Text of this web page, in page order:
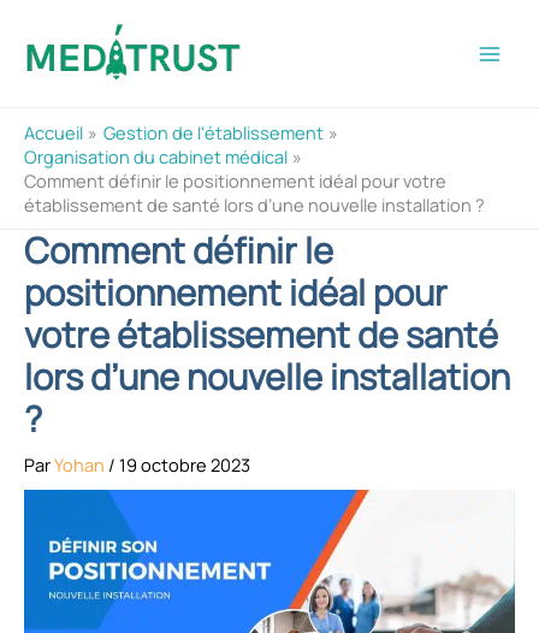
contenu
Accueil
Gestion de l'établissement
Organisation du cabinet médical
Comment définir le positionnement idéal pour votre
établissement de santé lors d’une nouvelle installation ?
Comment définir le
positionnement idéal pour
votre établissement de santé
lors d’une nouvelle installation
?
ParYohan / 19 octobre 2023